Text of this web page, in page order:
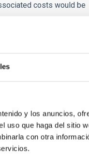
y los anuncios,
uso que haga del sitio
con otra
costs would be
tecnología